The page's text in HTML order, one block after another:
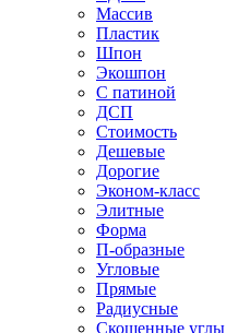
Массив
Пластик
Шпон
Экошпон
С патиной
ДСП
Стоимость
Дешевые
Дорогие
Эконом-класс
Элитные
Форма
П-образные
Угловые
Прямые
Радиусные
Скошенные углы